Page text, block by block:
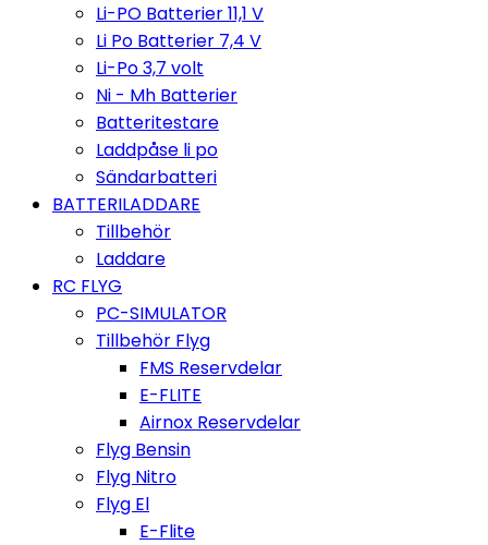
Li-PO Batterier 11,1 V
Li Po Batterier 7,4 V
Li-Po 3,7 volt
Ni - Mh Batterier
Batteritestare
Laddpåse li po
Sändarbatteri
BATTERILADDARE
Tillbehör
Laddare
RC FLYG
PC-SIMULATOR
Tillbehör Flyg
FMS Reservdelar
E-FLITE
Airnox Reservdelar
Flyg Bensin
Flyg Nitro
Flyg El
E-Flite